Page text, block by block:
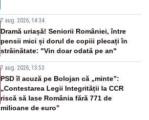
7 aug. 2026, 14:34
Dramă uriașă! Seniorii României, între
pensii mici și dorul de copiii plecați în
străinătate: "Vin doar odată pe an"
7 aug. 2026, 13:53
PSD îl acuză pe Bolojan că „minte”:
„Contestarea Legii Integrității la CCR
riscă să lase România fără 771 de
milioane de euro”